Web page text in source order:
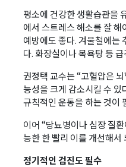
평소에 건강한 생활습관을
에서 스트레스 해소를 잘
예방에도 좋다. 겨울철에는
다. 화장실이나 목욕탕 등
권정택 교수는 “고혈압은
능성을 크게 감소시킬 수
규칙적인 운동을 하는 것이
이어 “당뇨병이나 심장 질
능한 한 빨리 이를 개선해
정기적인 검진도 필수